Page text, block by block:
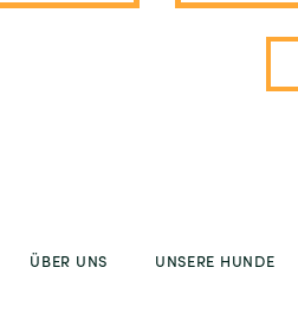
ÜBER UNS UNSERE HUNDE